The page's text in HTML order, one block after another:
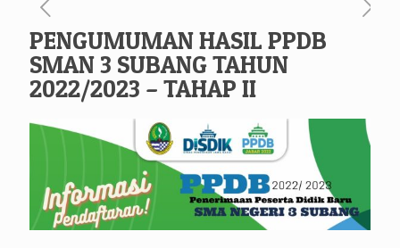
PENGUMUMAN HASIL PPDB
SMAN 3 SUBANG TAHUN
2022/2023 – TAHAP II